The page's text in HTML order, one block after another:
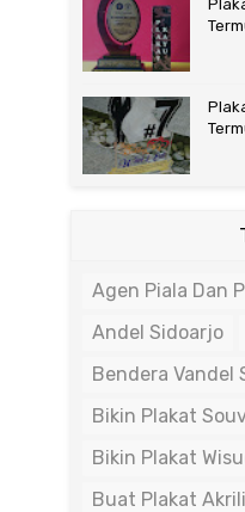
Agen Piala Dan
Andel Sidoarjo
Bendera Vandel
Bikin Plakat
Bikin Plakat
Buat Plakat